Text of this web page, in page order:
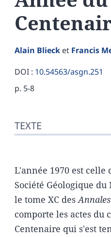
Alain Blieck et Francis
DOI : 10.54563/asgn.251
p. 5-8
Bibliographie
Citer cet article
TEXTE
L'année 1970 est celle
Société Géologique du
le tome XC desAnnales
comporte les actes du
Centenaire qui s'est